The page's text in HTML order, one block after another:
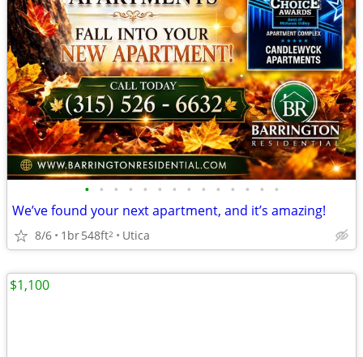
• • • • • • • • • • • • • •
We’ve found your next apartment, and it’s amazing!
8/6 1br548ft2 Utica
$1,100